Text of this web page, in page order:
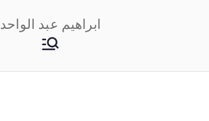
ابراهيم عبد الواحد